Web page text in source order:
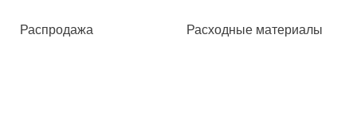
Распродажа Расходные материалы